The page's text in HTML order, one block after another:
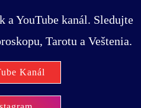
a YouTube kanál. Sledujte
Tarotu a Veštenia.
Kanál